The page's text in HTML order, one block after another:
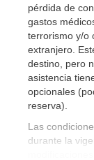
pérdida de
gastos
terrorismo y/o
extranjero.
destino, pero
asistencia
opcionales
reserva)
Las
durante la